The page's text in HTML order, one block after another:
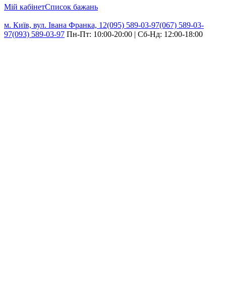
Мій кабінетCписок бажань
м. Київ, вул. Івана Франка, 12(095) 589-03-97(067) 589-03-
97(093) 589-03-97 Пн-Пт: 10:00-20:00 | Сб-Нд: 12:00-18:00